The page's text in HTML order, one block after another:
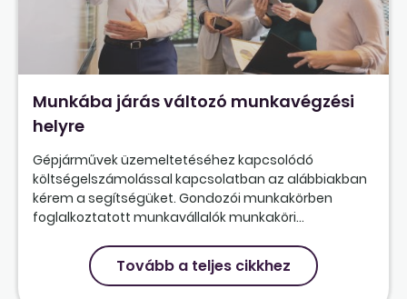
Munkába járás változó munkavégzési
helyre
Gépjárművek üzemeltetéséhez kapcsolódó
költségelszámolással kapcsolatban az alábbiakban
kérem a segítségüket. Gondozói munkakörben
foglalkoztatott munkavállalók munkaköri...
Tovább a teljes cikkhez